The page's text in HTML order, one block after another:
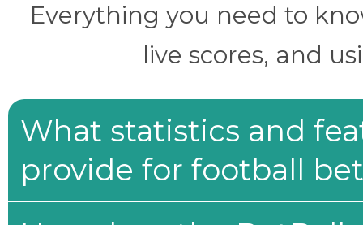
Everything you need to
live scores, and
What statistics and
provide for football